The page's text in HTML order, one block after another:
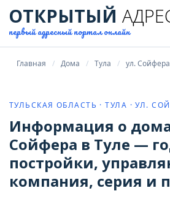
ОТКРЫТЫЙ
первый адресный портал онлайн
Главная Дома Тула ул. Сойфера
ТУЛЬСКАЯ ОБЛАСТЬ · ТУЛА · УЛ.
Информация о
Сойфера в Туле —
постройки,
компания, серия и